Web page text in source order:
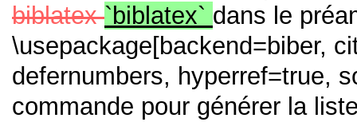
biblatex`biblatex` dans le
\usepackage[backend=biber,
defernumbers, hyperref=true,
commande pour générer la